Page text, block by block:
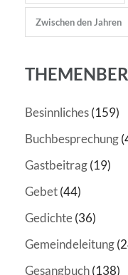
Zwischen den Jahren
Besinnliches(159)
Buchbesprechung
Gastbeitrag(19)
Gebet(44)
Gedichte(36)
Gemeindeleitung
Gesangbuch(138)